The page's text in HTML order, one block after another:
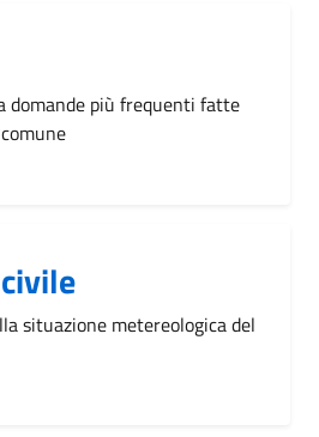
domande più frequenti fatte
situazione metereologica del